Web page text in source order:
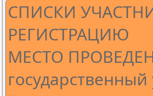
СПИСКИ
РЕГИСТРАЦИЮ
МЕСТО